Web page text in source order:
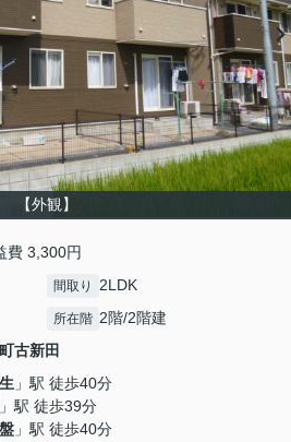
【外観】
費 3,300円
間取り 2LDK
所在階 2階/2階建
古新田
」駅 徒歩40分
」駅 徒歩39分
」駅 徒歩40分